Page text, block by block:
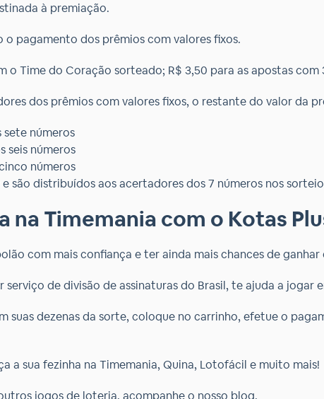
à premiação.
o pagamento dos prêmios com valores fixos.
o Time do Coração sorteado; R$ 3,50 para as apostas
dos prêmios com valores fixos, o restante do valor da
sete números
seis números
números
são distribuídos aos acertadores dos 7 números nos
na Timemania com o Kotas
com mais confiança e ter ainda mais chances de
de divisão de assinaturas do Brasil, te ajuda a
suas dezenas da sorte, coloque no carrinho, efetue o
a sua fezinha na Timemania, Quina, Lotofácil e muito mais!
jogos de loteria, acompanhe o nosso blog.